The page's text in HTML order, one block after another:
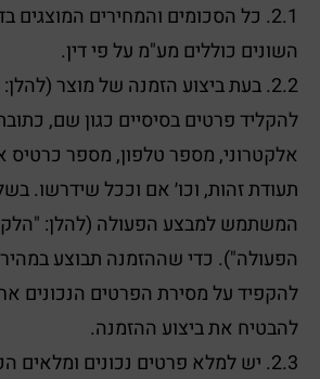
2.1. כל הסכומים והמחירים המוצגים
השונים כוללים מע"מ על פי דין.
2.2. בעת ביצוע הזמנה של מוצר
להקליד פרטים בסיסיים כגון שם,
אלקטרוני, מספר טלפון, מספר
תעודת זהות, וכו׳ אם וככל שידרשו.
המשתמש למבצע הפעולה (להלן:
הפעולה"). כדי שההזמנה תבוצע
להקפיד על מסירת הפרטים הנכונים
להבטיח את ביצוע ההזמנה.
2.3. יש למלא פרטים נכונים ומלאים